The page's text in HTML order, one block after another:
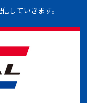
していきます。